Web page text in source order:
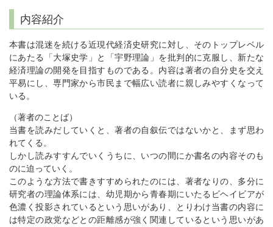
内容紹介
本書は混迷を続ける近現代経済史研究に対し、そのトップレベル
にあたる「大塚史学」と「宇野理論」を批判的に克服し、新たな
経済理論の開発を目指すものである。内容は著者の自分史を交え
平易にし、専門家から市民まで幅広い読者に親しみやすくなって
いる。
（著者のことば）
当書を読みだしていくと、著者の自叙伝ではないかと、まず思わ
れてくる。
しかし読みすすんでいくうちに、いつの間にか書名の内容そのも
のに迫っていく。
このような方法で書きすすめられたのには、著者なりの、多分に
研究者の理論体系には、幼児期から青春期にいたるビヘイビアが
色濃く投影されているという思いがあり、とりわけ当書の内容に
は特定の政党などとの距離感が強く関連しているという思いがあ